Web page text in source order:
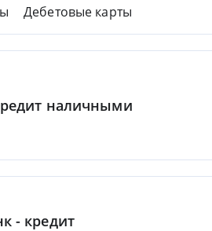
Дебетовые карты
наличными
- кредит